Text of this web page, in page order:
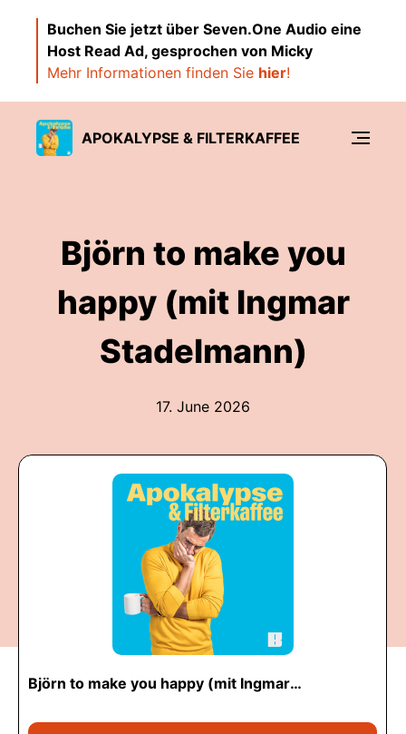
Buchen Sie jetzt über Seven.One Audio eine
Host Read Ad, gesprochen von Micky
Mehr Informationen finden Sie hier!
APOKALYPSE & FILTERKAFFEE
Björn to make you
happy (mit Ingmar
Stadelmann)
17. June 2026